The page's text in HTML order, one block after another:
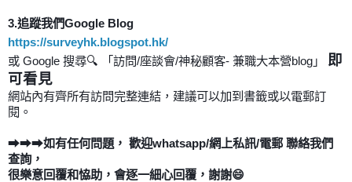
3.追蹤我們Google Blog
https://surveyhk.blogspot.hk/
或 Google 搜尋🔍 「訪問/座談會/神秘顧客- 兼職大本營blog 」
即
可看見
網站內有齊所有訪問完整連結，建議可以加到書籤或以電郵訂
閱 。
➡➡➡如有任何問題， 歡迎whatsapp/網上私訊/電郵 聯絡我們
查詢，
很樂意回覆和恊助，會逐一細心回覆，謝謝😄